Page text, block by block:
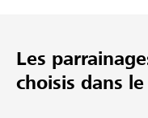
CHF 50’000
Montant désiré
Les
choisis dans